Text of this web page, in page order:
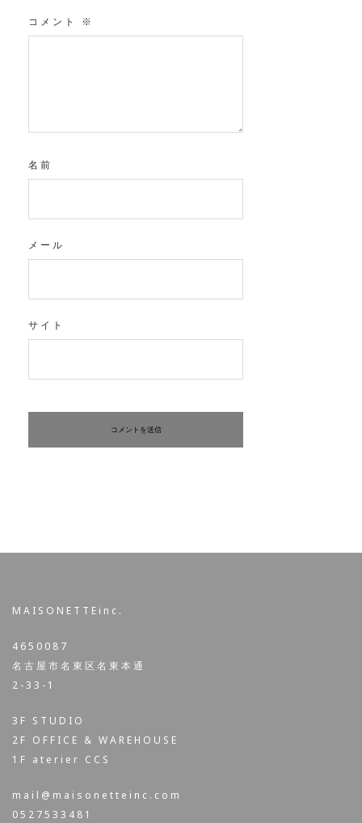
コメント ※
名前
メール
サイト
MAISONETTEinc.
4650087
名古屋市名東区名東本通
2-33-1
3F STUDIO
2F OFFICE & WAREHOUSE
1F aterier CCS
mail@maisonetteinc.com
0527533481